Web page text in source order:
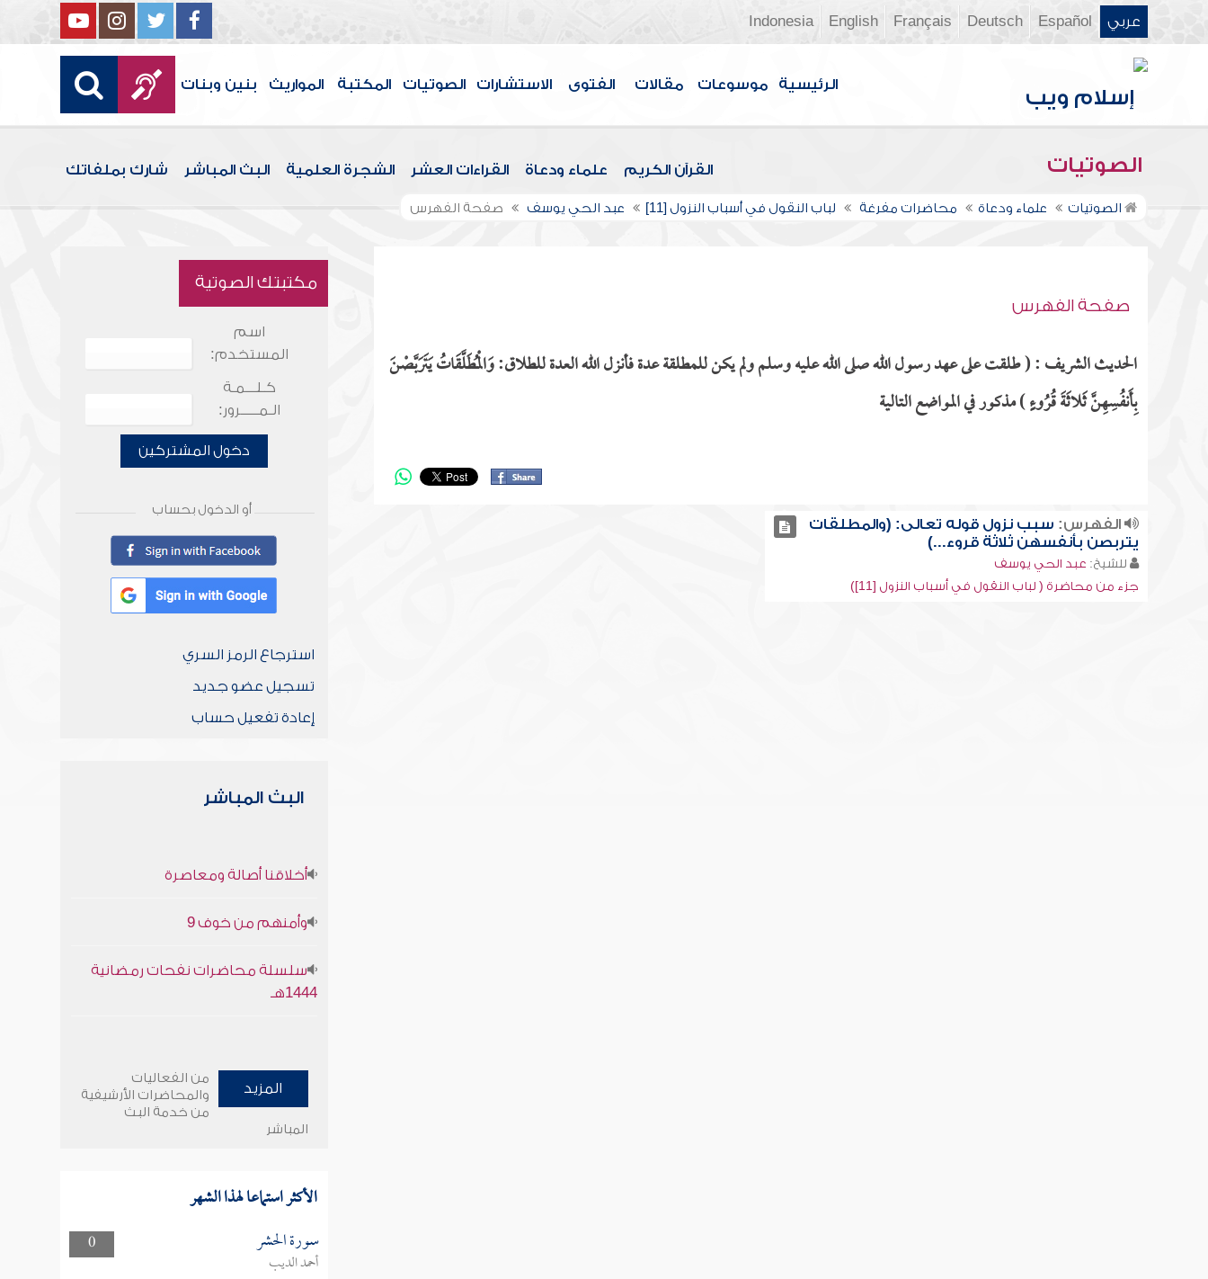
عربي Español
Deutsch
Français
English
Indonesia
الرئيسية موسوعات مقالات الفتوى الاستشارات الصوتيات المكتبة المواريث بنين وبنات
الصوتيات القرآن الكريم علماء ودعاة القراءات العشر الشجرة العلمية البث المباشر شارك بملفاتك
الصوتيات علماء ودعاة محاضرات مفرغة لباب النقول في أسباب النزول [11] عبد الحي يوسف صفحة الفهرس
صفحة الفهرس
الحديث الشريف : ( طلقت على عهد رسول الله صلى الله عليه وسلم ولم يكن للمطلقة عدة فأنزل الله العدة للطلاق: وَالْمُطَلَّقَاتُ يَتَرَبَّصْنَ
بِأَنفُسِهِنَّ ثَلاثَةَ قُرُوءٍ ) مذكور في المواضع التالية
الفهرس: سبب نزول قوله تعالى: (والمطلقات
يتربصن بأنفسهن ثلاثة قروء...)
للشيخ: عبد الحي يوسف
جزء من محاضرة ( لباب النقول في أسباب النزول [11])
مكتبتك الصوتية
اسم
المستخدم:
كـلـــمـة
الـمـــــرور:
دخول المشتركين
أو الدخول بحساب
استرجاع الرمز السري
تسجيل عضو جديد
إعادة تفعيل حساب
البث المباشر
أخلاقنا أصالة ومعاصرة
وأمنهم من خوف 9
سلسلة محاضرات نفحات رمضانية
1444هـ
المزيد
من الفعاليات
والمحاضرات الأرشيفية
من خدمة البث
المباشر
الأكثر استماعا لهذا الشهر
0 سورة الحشر
أحمد الديب